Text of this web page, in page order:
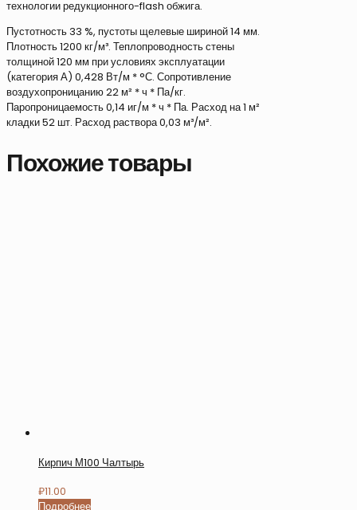
технологии редукционного-flash обжига.
Пустотность 33 %, пустоты щелевые шириной 14 мм.
Плотность 1200 кг/м³. Теплопроводность стены
толщиной 120 мм при условиях эксплуатации
(категория А) 0,428 Вт/м * °С. Сопротивление
воздухопроницанию 22 м² * ч * Па/кг.
Паропроницаемость 0,14 иг/м * ч * Па. Расход на 1 м²
кладки 52 шт. Расход раствора 0,03 м³/м².
Похожие товары
Кирпич М100 Чалтырь
₽11.00
Подробнее